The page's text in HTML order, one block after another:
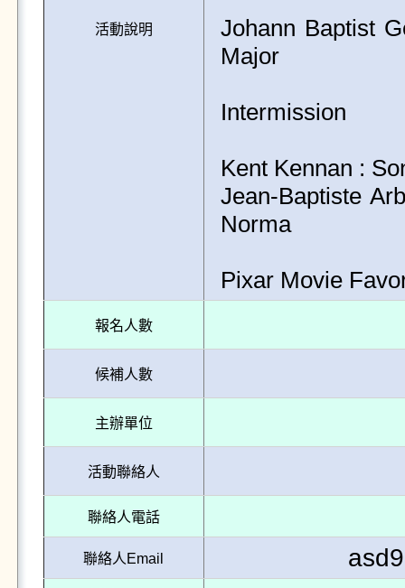
活動說明
Johann Baptist
Major
Intermission
Kent Kennan :
Jean-Baptiste
Norma
Pixar Movie
報名人數
候補人數
主辦單位
活動聯絡人
聯絡人電話
聯絡人Email